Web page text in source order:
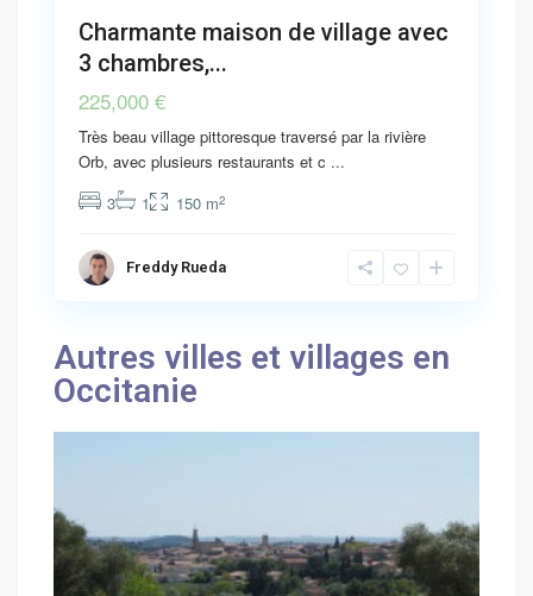
Charmante maison de village avec
3 chambres,...
225,000 €
Très beau village pittoresque traversé par la rivière
Orb, avec plusieurs restaurants et c ...
3
1 150 m2
Freddy Rueda
Autres villes et villages en
Occitanie